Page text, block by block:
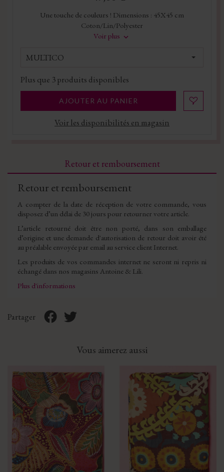
Une touche de couleurs ! Dimensions : 45X45 cm
Coton/Lin/Polyester
Voir plus
MULTICO
Plus que 3produits disponibles
AJOUTER AU PANIER
Voir les disponibilités en magasin
Retour et remboursement
Retour et remboursement
A compter de la date de réception de votre commande, vous
disposez d’un délai de 30 jours pour retourner votre article.
L’article retourné doit être non porté, dans son emballage
d’origine et une demande d'autorisation de retour doit avoir été
au préalable envoyée par email au service client Internet.
Les produits de vos commandes internet ne seront ni repris ni
échangé dans nos magasins Antoine & Lili.
Plus d'informations
Partager
Vous aimerez aussi